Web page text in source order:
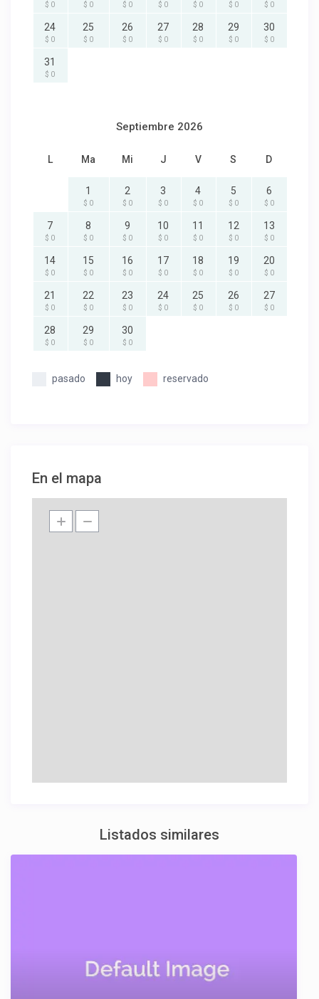
$ 0 $ 0 $ 0 $ 0 $ 0 $ 0 $ 0
24
$ 0
25
$ 0
26
$ 0
27
$ 0
28
$ 0
29
$ 0
30
$ 0
31
$ 0
Septiembre 2026
L Ma Mi J V S D
1
$ 0
2
$ 0
3
$ 0
4
$ 0
5
$ 0
6
$ 0
7
$ 0
8
$ 0
9
$ 0
10
$ 0
11
$ 0
12
$ 0
13
$ 0
14
$ 0
15
$ 0
16
$ 0
17
$ 0
18
$ 0
19
$ 0
20
$ 0
21
$ 0
22
$ 0
23
$ 0
24
$ 0
25
$ 0
26
$ 0
27
$ 0
28
$ 0
29
$ 0
30
$ 0
pasado hoy reservado
En el mapa
Listados similares